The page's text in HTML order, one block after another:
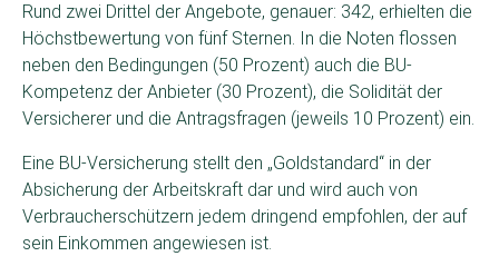
Rund zwei Drittel der Angebote, genauer: 342, erhielten die
Höchstbewertung von fünf Sternen. In die Noten flossen
neben den Bedingungen (50 Prozent) auch die BU-
Kompetenz der Anbieter (30 Prozent), die Solidität der
Versicherer und die Antragsfragen (jeweils 10 Prozent) ein.
Eine BU-Versicherung stellt den „Goldstandard“ in der
Absicherung der Arbeitskraft dar und wird auch von
Verbraucherschützern jedem dringend empfohlen, der auf
sein Einkommen angewiesen ist.